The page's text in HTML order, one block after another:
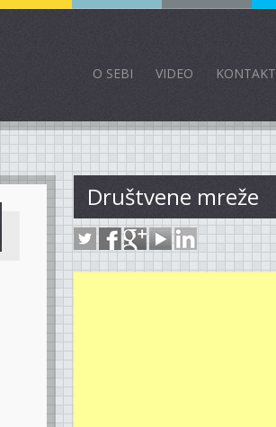
O SEBI VIDEO KONTAKT
Društvene mreže